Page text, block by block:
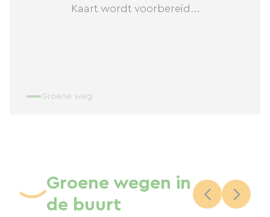
Kaart wordt voorbereid...
Groene weg
Groene wegen in
de buurt